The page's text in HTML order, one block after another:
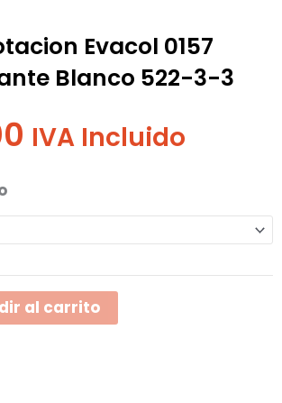
Evacol 0157
Blanco 522-3-3
IVA Incluido
al carrito